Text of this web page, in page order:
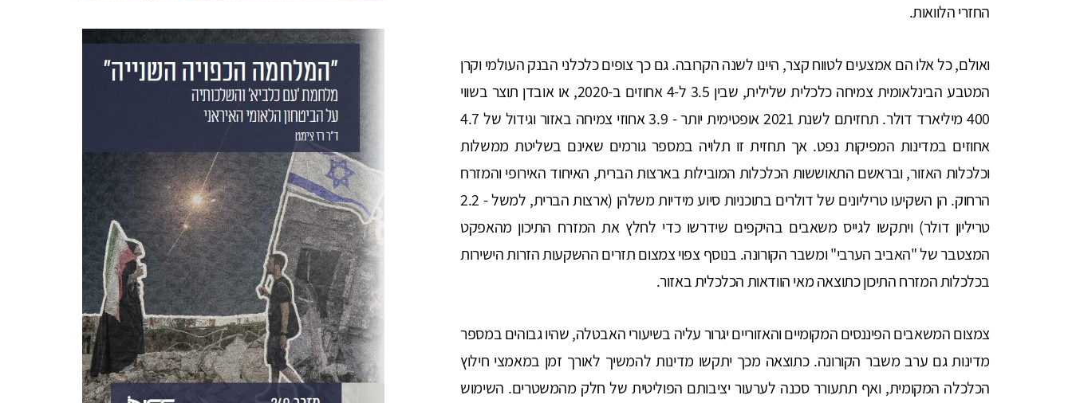
החזרי הלוואות.
ואולם, כל אלו הם אמצעים לטווח קצר, היינו לשנה הקרובה. גם כך צופים כלכלני הבנק העולמי וקרן
המטבע הבינלאומית צמיחה כלכלית שלילית, שבין 3.5 ל-4 אחוזים ב-2020, או אובדן תוצר בשווי
400 מיליארד דולר. תחזיתם לשנת 2021 אופטימית יותר - 3.9 אחוזי צמיחה באזור וגידול של 4.7
אחוזים במדינות המפיקות נפט. אך תחזית זו תלויה במספר גורמים שאינם בשליטת ממשלות
וכלכלות האזור, ובראשם התאוששות הכלכלות המובילות בארצות הברית, האיחוד האירופי והמזרח
הרחוק. הן השקיעו טריליונים של דולרים בתוכניות סיוע מידיות משלהן (ארצות הברית, למשל - 2.2
טריליון דולר) ויתקשו לגייס משאבים בהיקפים שידרשו כדי לחלץ את המזרח התיכון מהאפקט
המצטבר של "האביב הערבי" ומשבר הקורונה. בנוסף צפוי צמצום תזרים ההשקעות הזרות הישירות
בכלכלות המזרח התיכון כתוצאה מאי הוודאות הכלכלית באזור.
צמצום המשאבים הפיננסים המקומיים והאזוריים יגרור עליה בשיעורי האבטלה, שהיו גבוהים במספר
מדינות גם ערב משבר הקורונה. כתוצאה מכך יתקשו מדינות להמשיך לאורך זמן במאמצי חילוץ
הכלכלה המקומית, ואף תתעורר סכנה לערעור יציבותם הפוליטית של חלק מהמשטרים. השימוש